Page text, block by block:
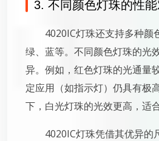
3. 不同颜色灯珠的性
4020IC灯珠还支持多种颜
绿、蓝等。不同颜色灯珠的光
异。例如，红色灯珠的光通量
定应用（如指示灯）仍具有极
下，白光灯珠的光效更高，适
4020IC灯珠凭借其优异的